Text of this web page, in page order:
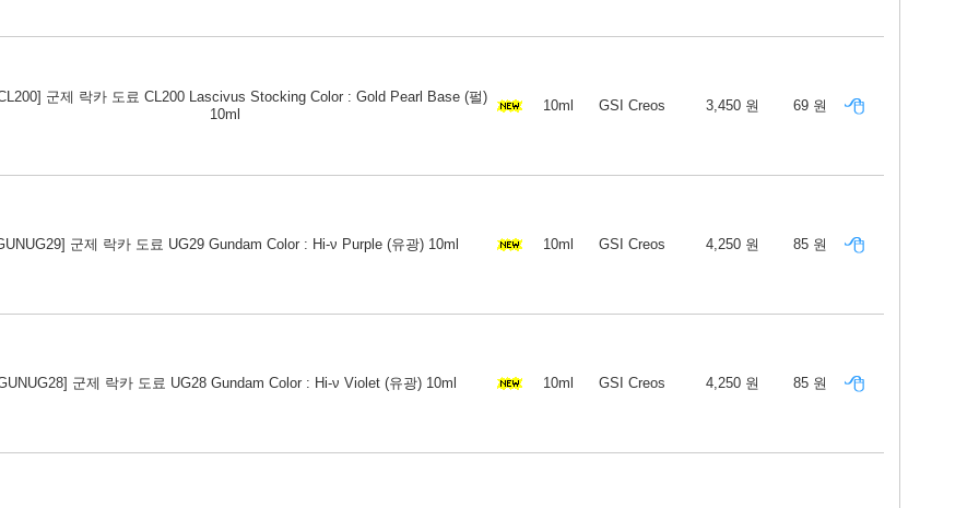
군제 락카 도료 CL200 Lascivus Stocking Color : Gold Pearl Base (펄)
10ml
10ml GSI Creos 3,450 원 69 원
군제 락카 도료 UG29 Gundam Color : Hi-ν Purple (유광) 10ml 10ml GSI Creos 4,250 원 85 원
군제 락카 도료 UG28 Gundam Color : Hi-ν Violet (유광) 10ml 10ml GSI Creos 4,250 원 85 원